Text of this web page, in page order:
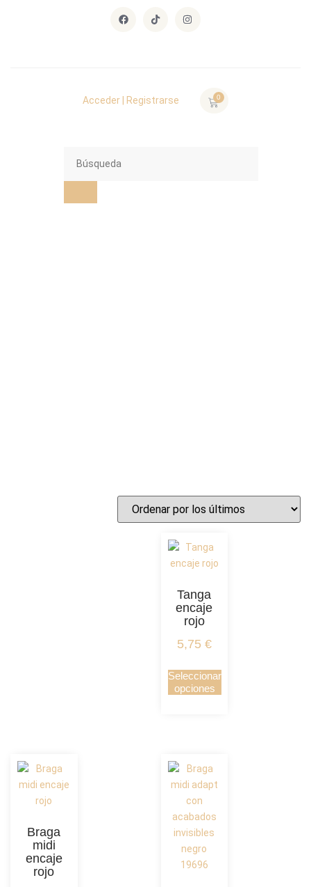
Acceder | Registrarse 0
Tanga
encaje
rojo
5,75 €
Seleccionar
opciones
Braga
midi
encaje
rojo